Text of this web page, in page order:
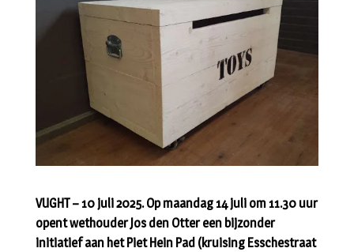
VUGHT – 10 juli 2025. Op maandag 14 juli om 11.30 uur
opent wethouder Jos den Otter een bijzonder
initiatief aan het Piet Hein Pad (kruising Esschestraat